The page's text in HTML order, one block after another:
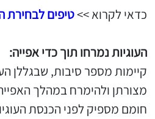
כדאי לקרוא >>טיפים לבחירת
העוגיות נמרחו תוך כדי אפייה:
קיימות מספר סיבות, שבגללן
מצורתן ולהימרח במהלך
חומם מספיק לפני הכנסת